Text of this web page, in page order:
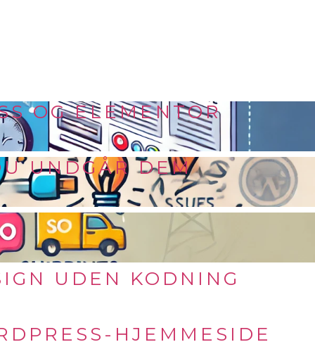
OG ELEMENTOR
UNDGÅR DEM
UDEN KODNING
HJEMMESIDE